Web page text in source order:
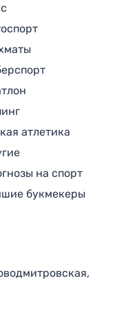
атлетика
на спорт
букмекеры